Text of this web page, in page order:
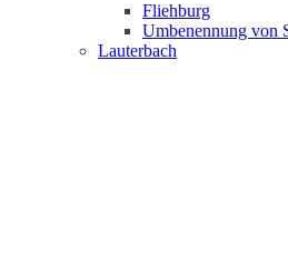
Fliehburg
Umbenennung von
Lauterbach